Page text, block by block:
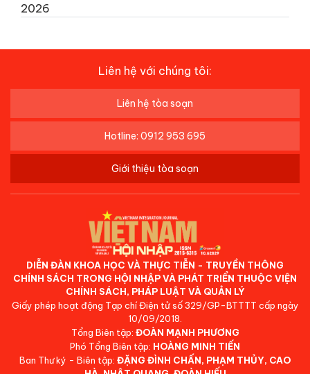
2026
Liên hệ với chúng tôi:
Liên hệ tòa soạn
Hotline: 0912 953 695
Giới thiệu tòa soạn
DIỄN ĐÀN KHOA HỌC VÀ THỰC TIỄN - TRUYỀN THÔNG
CHÍNH SÁCH TRONG HỘI NHẬP VÀ PHÁT TRIỂN THUỘC VIỆN
CHÍNH SÁCH, PHÁP LUẬT VÀ QUẢN LÝ
Giấy phép hoạt động Tạp chí Điện tử số 329/GP-BTTTT cấp ngày
10/09/2018.
Tổng Biên tập: ĐOÀN MẠNH PHƯƠNG
Phó Tổng Biên tập: HOÀNG MINH TIẾN
Ban Thư ký - Biên tập: ĐẶNG ĐÌNH CHẤN, PHẠM THỦY, CAO